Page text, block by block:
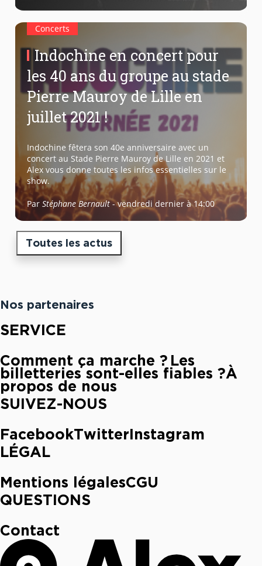
Concerts
Indochine en concert pour
les 40 ans du groupe au stade
Pierre Mauroy de Lille en
juillet 2021 !
Indochine fêtera son 40e anniversaire avec un
concert au Stade Pierre Mauroy de Lille en 2021 et
Alex vous donne toutes les infos essentielles sur le
show.
Par Stéphane Bernault-vendredi dernier à 14:00
Toutes les actus
Nos partenaires
SERVICE
Comment ça marche ? Les
billetteries sont-elles fiables ?À
propos de nous
SUIVEZ-NOUS
FacebookTwitter Instagram
LÉGAL
Mentions légalesCGU
QUESTIONS
Contact